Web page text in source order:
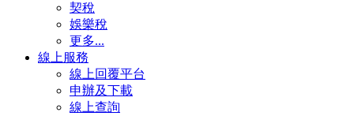
契稅
娛樂稅
更多...
線上服務
線上回覆平台
申辦及下載
線上查詢